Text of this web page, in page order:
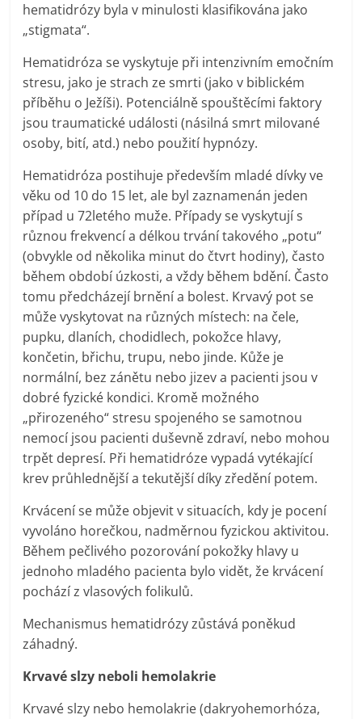
hematidrózy byla v minulosti klasifikována jako
„stigmata“.
Hematidróza se vyskytuje při intenzivním emočním
stresu, jako je strach ze smrti (jako v biblickém
příběhu o Ježíši). Potenciálně spouštěcími faktory
jsou traumatické události (násilná smrt milované
osoby, bití, atd.) nebo použití hypnózy.
Hematidróza postihuje především mladé dívky ve
věku od 10 do 15 let, ale byl zaznamenán jeden
případ u 72letého muže. Případy se vyskytují s
různou frekvencí a délkou trvání takového „potu“
(obvykle od několika minut do čtvrt hodiny), často
během období úzkosti, a vždy během bdění. Často
tomu předcházejí brnění a bolest. Krvavý pot se
může vyskytovat na různých místech: na čele,
pupku, dlaních, chodidlech, pokožce hlavy,
končetin, břichu, trupu, nebo jinde. Kůže je
normální, bez zánětu nebo jizev a pacienti jsou v
dobré fyzické kondici. Kromě možného
„přirozeného“ stresu spojeného se samotnou
nemocí jsou pacienti duševně zdraví, nebo mohou
trpět depresí. Při hematidróze vypadá vytékající
krev průhlednější a tekutější díky zředění potem.
Krvácení se může objevit v situacích, kdy je pocení
vyvoláno horečkou, nadměrnou fyzickou aktivitou.
Během pečlivého pozorování pokožky hlavy u
jednoho mladého pacienta bylo vidět, že krvácení
pochází z vlasových folikulů.
Mechanismus hematidrózy zůstává poněkud
záhadný.
Krvavé slzy neboli hemolakrie
Krvavé slzy nebo hemolakrie (dakryohemorhóza,